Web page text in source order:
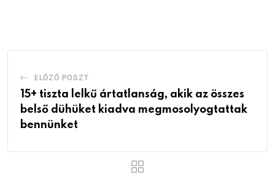
ELŐZŐ POSZT
15+ tiszta lelkű ártatlanság, akik az összes
belső dühüket kiadva megmosolyogtattak
bennünket